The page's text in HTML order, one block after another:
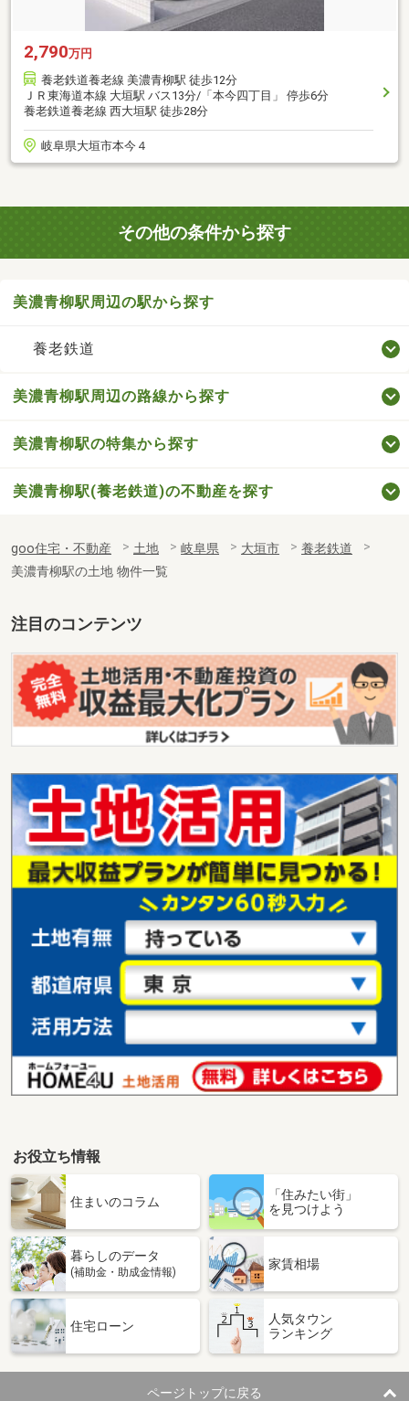
2,790万円
養老鉄道養老線 美濃青柳駅 徒歩12分
ＪＲ東海道本線 大垣駅 バス13分/「本今四丁目」 停歩6分
養老鉄道養老線 西大垣駅 徒歩28分
岐阜県大垣市本今４
その他の条件から探す
美濃青柳駅周辺の駅から探す
養老鉄道
美濃青柳駅周辺の路線から探す
美濃青柳駅の特集から探す
美濃青柳駅(養老鉄道)の不動産を探す
goo住宅・不動産 土地 岐阜県 大垣市
養老鉄道
美濃青柳駅の土地 物件一覧
注目のコンテンツ
お役立ち情報
住まいのコラム
「住みたい街」
を見つけよう
暮らしのデータ
(補助金・助成金情報)
家賃相場
住宅ローン
人気タウン
ランキング
ページトップに戻る